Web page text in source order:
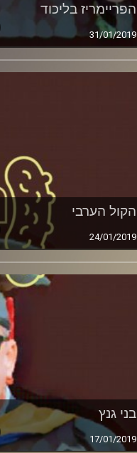
הפריימריז בליכוד
31/01/2019
הקול הערבי
24/01/2019
בני גנץ
17/01/2019